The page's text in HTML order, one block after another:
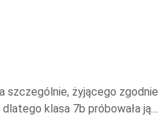
żyjącego
klasa 7b próbowała